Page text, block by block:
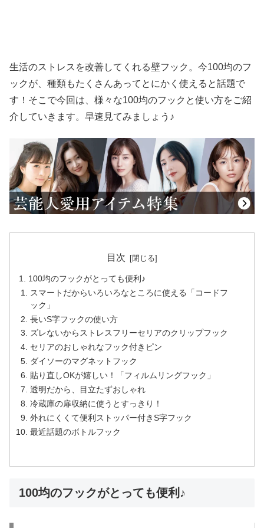
生活のストレスを改善してくれる壁フック。今100均のフ
ックが、種類もたくさんあってとにかく使えると話題で
す！そこで今回は、様々な100均のフックと使い方をご紹
介していきます。早速見てみましょう♪
目次
100均のフックがとっても便利♪
スマートだからいろいろなところに使える「コードフ
ック」
長いS字フックの使い方
ズレないからストレスフリーセリアのクリップフック
セリアのおしゃれなフック付きピン
ダイソーのマグネットフック
貼り直しOKが嬉しい！「フィルムリングフック」
透明だから、目立たずおしゃれ
冷蔵庫の扉収納に使うとすっきり！
外れにくくて便利ストッパー付きS字フック
最近話題のボトルフック
100均のフックがとっても便利♪